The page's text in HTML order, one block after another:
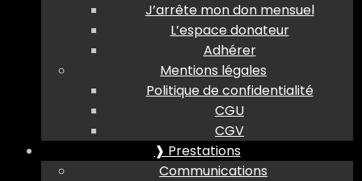
J’arrête mon don mensuel
L’espace donateur
Adhérer
Mentions légales
Politique de confidentialité
CGU
CGV
❱ Prestations
Communications